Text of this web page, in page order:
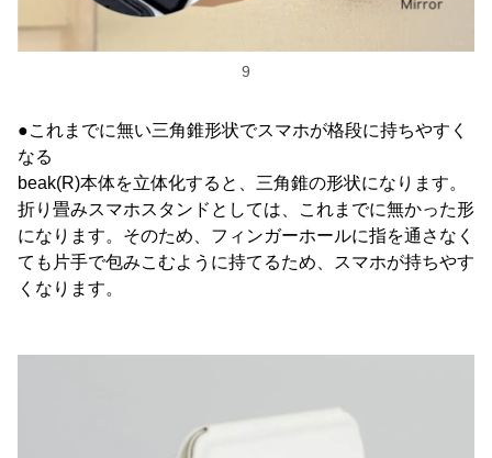
9
●これまでに無い三角錐形状でスマホが格段に持ちやすく
なる
beak(R)本体を立体化すると、三角錐の形状になります。
折り畳みスマホスタンドとしては、これまでに無かった形
になります。そのため、フィンガーホールに指を通さなく
ても片手で包みこむように持てるため、スマホが持ちやす
くなります。